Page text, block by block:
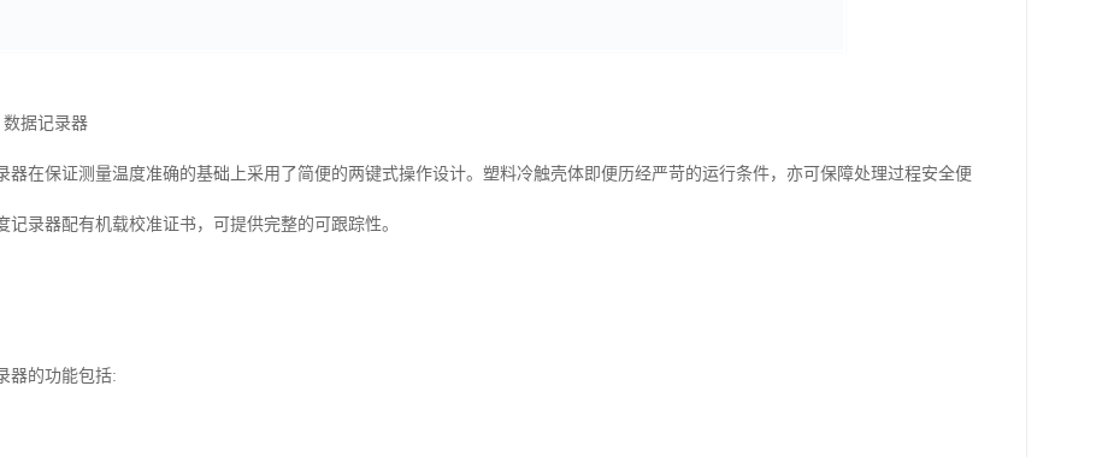
数据记录器
器在保证测量温度准确的基础上采用了简便的两键式操作设计。塑料冷触壳体即便历经严苛的运行条件，亦可保障处理过程安全便
记录器配有机载校准证书，可提供完整的可跟踪性。
器的功能包括: